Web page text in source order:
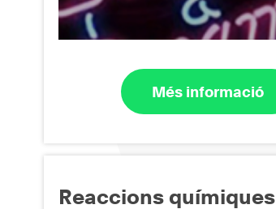
Més informació
Reaccions químiques